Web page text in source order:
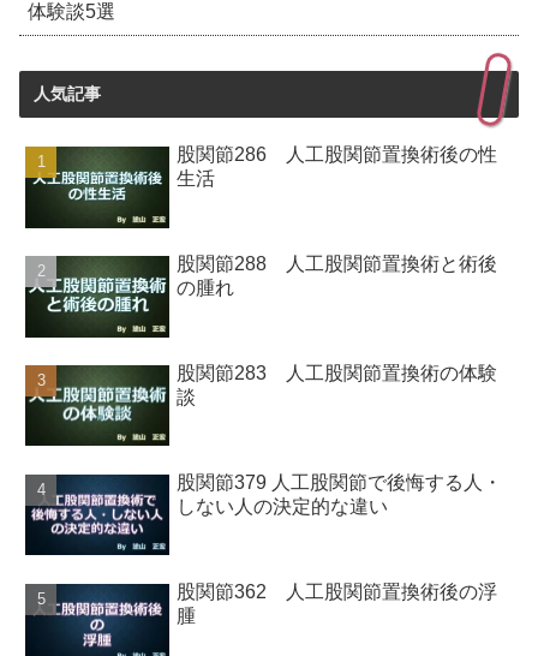
体験談5選
人気記事
股関節286 人工股関節置換術後の性
生活
股関節288 人工股関節置換術と術後
の腫れ
股関節283 人工股関節置換術の体験
談
股関節379 人工股関節で後悔する人・
しない人の決定的な違い
股関節362 人工股関節置換術後の浮
腫